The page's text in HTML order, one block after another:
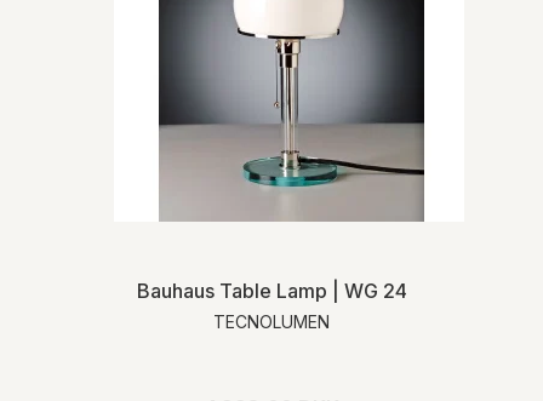
Bauhaus Table Lamp | WG 24
TECNOLUMEN